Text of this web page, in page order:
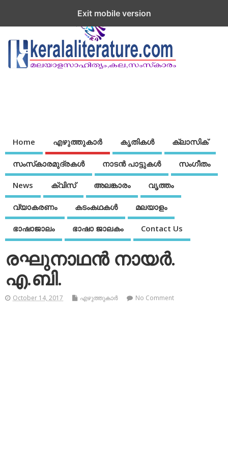
Home എഴുത്തുകാര്‍ കൃതികൾ ക്ലാസിക്
സംസ്‌കാരമുദ്രകള്‍ നാടന്‍ പാട്ടുകള്‍ സംഗീതം
News ക്വിസ് അലങ്കാരം വൃത്തം
വ്യാകരണം കടംകഥകള്‍ മലയാളം
ഭാഷാജാലം ഭാഷാ ജാലകം Contact Us
രഘുനാഥന്‍ നായര്‍.
എ.ബി.
October 14, 2017 എഴുത്തുകാര്‍ No Comment
Exit mobile version